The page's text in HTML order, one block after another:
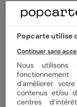
Support
Poster
Format
Popcarte utilise
Continuer sans
Nous
d'améliorer
contenus et/ou
centres